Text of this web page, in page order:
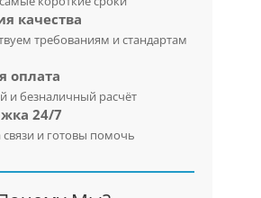
качества
требованиям и стандартам
оплата
и безналичный расчёт
24/7
связи и готовы помочь